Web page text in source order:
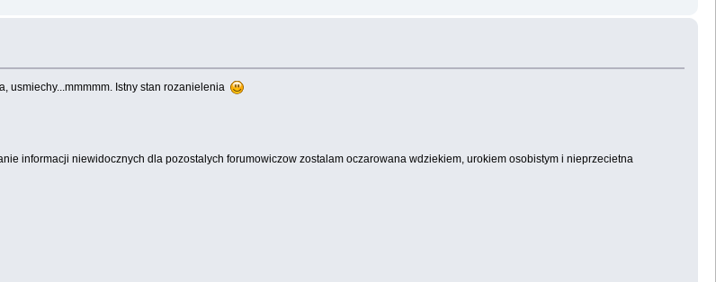
usmiechy...mmmmm. Istny stan rozanielenia
informacji niewidocznych dla pozostalych forumowiczow zostalam oczarowana wdziekiem, urokiem osobistym i nieprzecietna